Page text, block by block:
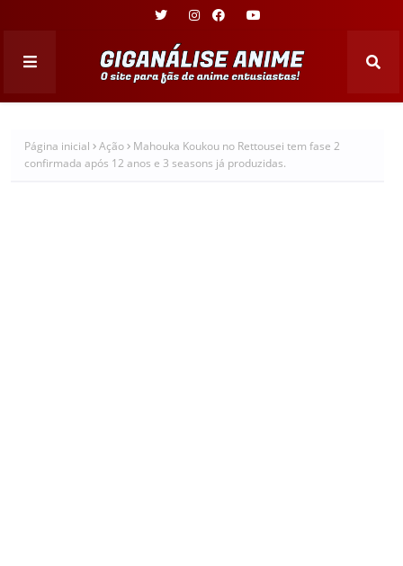
Página inicial Ação
Mahouka Koukou no Rettousei tem fase 2
confirmada após 12 anos e 3 seasons já produzidas.